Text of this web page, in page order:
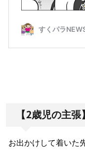
【2歳児の主張】
お出かけして着いた